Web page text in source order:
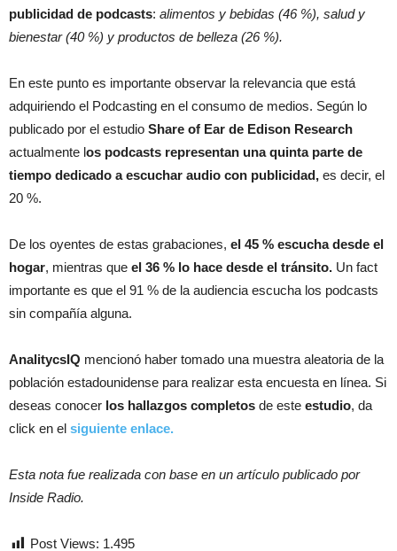
publicidad de podcasts: alimentos y bebidas (46 %), salud y
bienestar (40 %) y productos de belleza (26 %).
En este punto es importante observar la relevancia que está
adquiriendo el Podcasting en el consumo de medios. Según lo
publicado por el estudio Share of Ear de Edison Research
actualmente los podcasts representan una quinta parte de
tiempo dedicado a escuchar audio con publicidad, es decir, el
20 %.
De los oyentes de estas grabaciones, el 45 % escucha desde el
hogar, mientras que el 36 % lo hace desde el tránsito. Un fact
importante es que el 91 % de la audiencia escucha los podcasts
sin compañía alguna.
AnalitycsIQ mencionó haber tomado una muestra aleatoria de la
población estadounidense para realizar esta encuesta en línea. Si
deseas conocer los hallazgos completos de este estudio, da
click en el siguiente enlace.
Esta nota fue realizada con base en un artículo publicado por
Inside Radio.
Post Views: 1.495